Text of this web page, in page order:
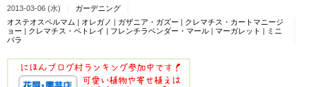
2013-03-06 (水)
ガーデニング
オステオスペルマム | オレガノ | ガザニア・ガズー | クレマチス・カートマニージ
ョー | クレマチス・ペトレイ | フレンチラベンダー・マール | マーガレット | ミニ
バラ